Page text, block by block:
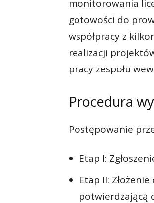
monitorowania
gotowości do
współpracy z
realizacji
pracy zespołu
Procedura
Postępowanie
Etap I:
Etap II:
potwierdzającą